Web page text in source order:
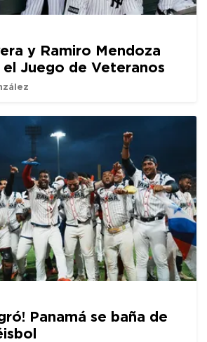
y Ramiro Mendoza
el Juego de Veteranos
Panamá se baña de